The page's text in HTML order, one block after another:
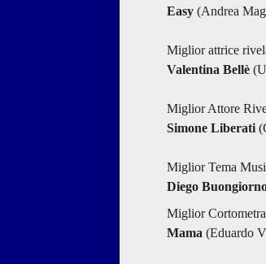
Easy (Andrea
Miglior attrice
Valentina Bellè
Miglior Attore
Simone Liberati
Miglior Tema
Diego
Miglior
Mama (Eduardo